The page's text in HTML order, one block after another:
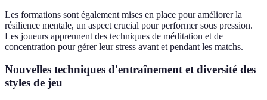
Les formations sont également mises en place pour améliorer la
résilience mentale, un aspect crucial pour performer sous pression.
Les joueurs apprennent des techniques de méditation et de
concentration pour gérer leur stress avant et pendant les matchs.
Nouvelles techniques d'entraînement et diversité des
styles de jeu